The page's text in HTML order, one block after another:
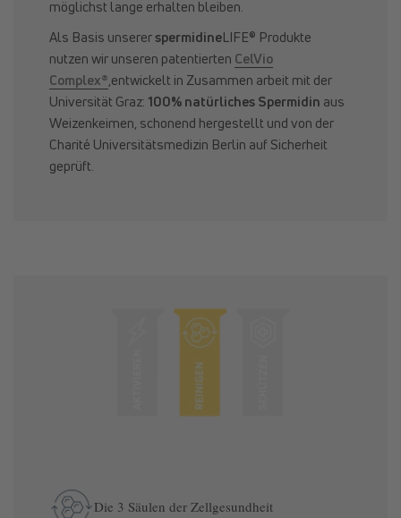
möglichst lange erhalten bleiben.
Als Basis unsererspermidineLIFE® Produkte
nutzen wir unseren patentierten CelVio
Complex® ,entwickelt in Zusammen arbeit mit der
Universität Graz: 100% natürliches Spermidin aus
Weizenkeimen, schonend hergestellt und von der
Charité Universitätsmedizin Berlin auf Sicherheit
geprüft.
Die 3 Säulen der Zellgesundheit